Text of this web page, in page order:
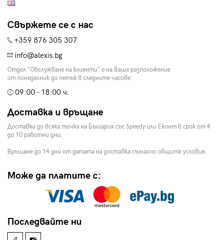
Свържете се с нас
+359 876 305 307
info@alexis.bg
Отдел "Обслужване на клиенти" е на Ваше разположение
от понеделник до петък в следните часове:
09:00 - 18:00 ч.
Доставка и връщане
Доставка до всяка точка на България със Speedy или Еконт в срок от 4
до 10 работни дни.
Връщане до 14 дни от датата на доставка съгласно общите условия.
Може да платите с:
Последвайте ни